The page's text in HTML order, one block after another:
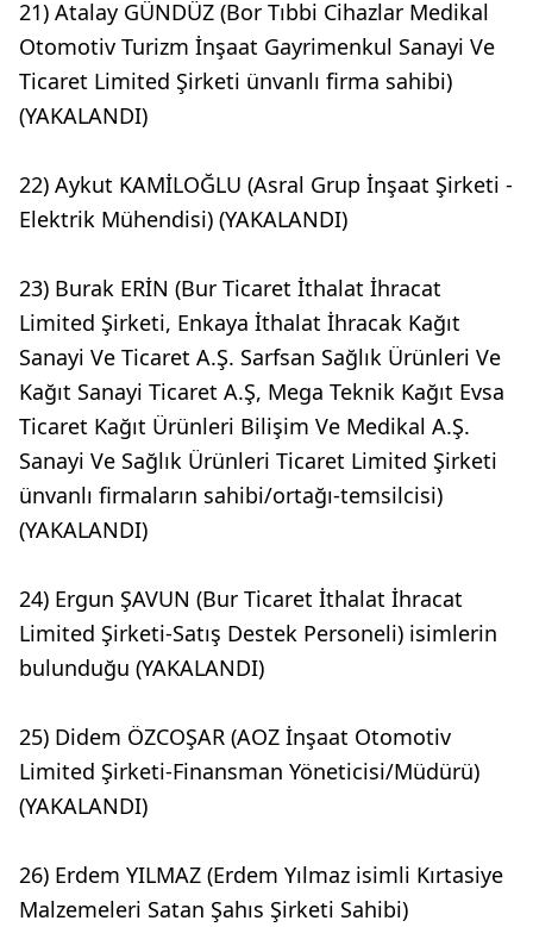
21) Atalay GÜNDÜZ (Bor Tıbbi Cihazlar Medikal
Otomotiv Turizm İnşaat Gayrimenkul Sanayi Ve
Ticaret Limited Şirketi ünvanlı firma sahibi)
(YAKALANDI)
22) Aykut KAMİLOĞLU (Asral Grup İnşaat Şirketi -
Elektrik Mühendisi) (YAKALANDI)
23) Burak ERİN (Bur Ticaret İthalat İhracat
Limited Şirketi, Enkaya İthalat İhracak Kağıt
Sanayi Ve Ticaret A.Ş. Sarfsan Sağlık Ürünleri Ve
Kağıt Sanayi Ticaret A.Ş, Mega Teknik Kağıt Evsa
Ticaret Kağıt Ürünleri Bilişim Ve Medikal A.Ş.
Sanayi Ve Sağlık Ürünleri Ticaret Limited Şirketi
ünvanlı firmaların sahibi/ortağı-temsilcisi)
(YAKALANDI)
24) Ergun ŞAVUN (Bur Ticaret İthalat İhracat
Limited Şirketi-Satış Destek Personeli) isimlerin
bulunduğu (YAKALANDI)
25) Didem ÖZCOŞAR (AOZ İnşaat Otomotiv
Limited Şirketi-Finansman Yöneticisi/Müdürü)
(YAKALANDI)
26) Erdem YILMAZ (Erdem Yılmaz isimli Kırtasiye
Malzemeleri Satan Şahıs Şirketi Sahibi)